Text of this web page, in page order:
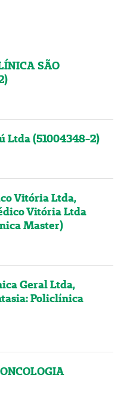
SÃO
Ltda (51004348-2)
Vitória Ltda,
Vitória Ltda
Master)
Geral Ltda,
Policlínica